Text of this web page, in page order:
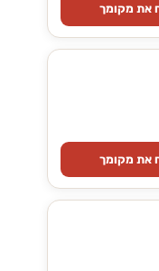
את מקומך
את מקומך